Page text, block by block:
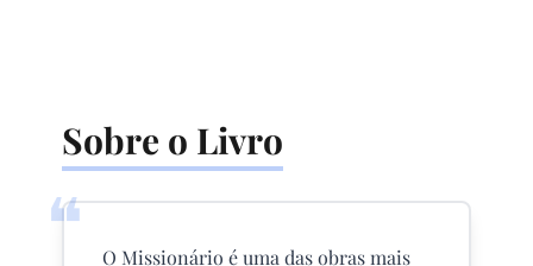
Sobre o Livro
❝
O Missionário é uma das obras mais